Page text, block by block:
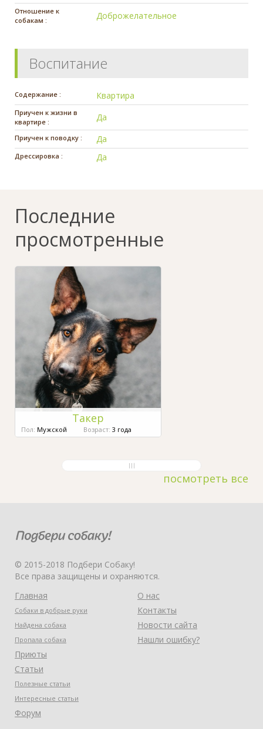
Отношение к
собакам :
Доброжелательное
Воспитание
Содержание : Квартира
Приучен к жизни в
квартире :
Да
Приучен к поводку : Да
Дрессировка : Да
Последние
просмотренные
Такер
Пол: Мужской Возраст: 3 года
посмотреть все
© 2015-2018 Подбери Собаку!
Все права защищены и охраняются.
Главная
Собаки в добрые руки
Найдена собака
Пропала собака
Приюты
Статьи
Полезные статьи
Интересные статьи
Форум
О нас
Контакты
Новости сайта
Нашли ошибку?